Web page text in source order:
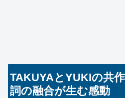
TAKUYAとYUKIの共
詞の融合が生む感動